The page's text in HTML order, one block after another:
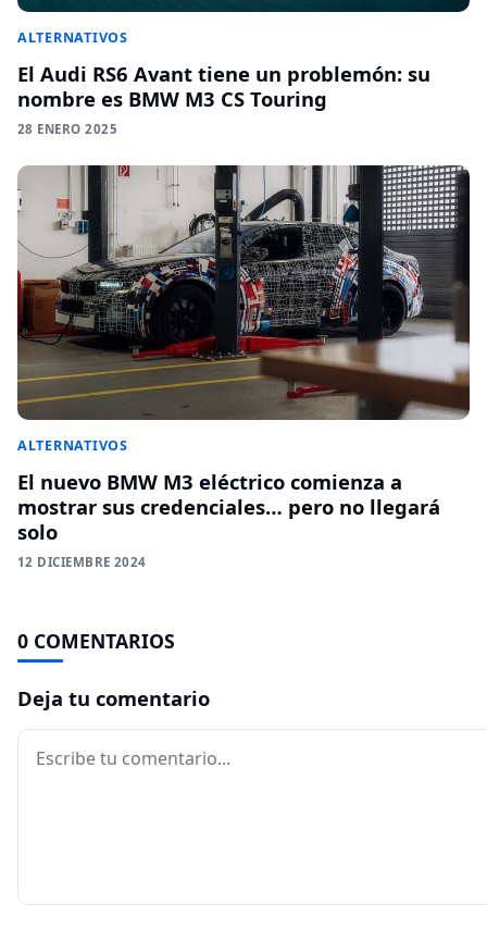
ALTERNATIVOS
El Audi RS6 Avant tiene un problemón: su
nombre es BMW M3 CS Touring
28 ENERO 2025
ALTERNATIVOS
El nuevo BMW M3 eléctrico comienza a
mostrar sus credenciales… pero no llegará
solo
12 DICIEMBRE 2024
0 COMENTARIOS
Deja tu comentario
Comentario